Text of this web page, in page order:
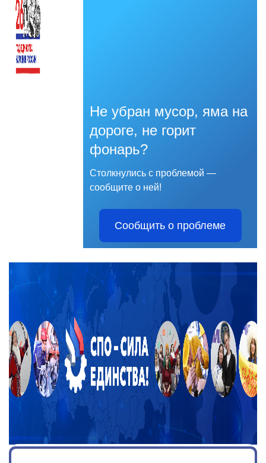
Не убран мусор, яма на
дороге, не горит
фонарь?
Столкнулись с проблемой —
сообщите о ней!
Сообщить о проблеме